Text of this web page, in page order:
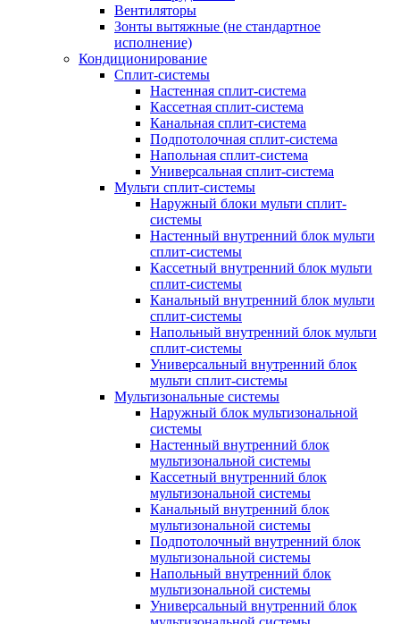
Вентиляторы
Зонты вытяжные (не стандартное
исполнение)
Кондиционирование
Сплит-системы
Настенная сплит-система
Кассетная сплит-система
Канальная сплит-система
Подпотолочная сплит-система
Напольная сплит-система
Универсальная сплит-система
Мульти сплит-системы
Наружный блоки мульти сплит-
системы
Настенный внутренний блок мульти
сплит-системы
Кассетный внутренний блок мульти
сплит-системы
Канальный внутренний блок мульти
сплит-системы
Напольный внутренний блок мульти
сплит-системы
Универсальный внутренний блок
мульти сплит-системы
Мультизональные системы
Наружный блок мультизональной
системы
Настенный внутренний блок
мультизональной системы
Кассетный внутренний блок
мультизональной системы
Канальный внутренний блок
мультизональной системы
Подпотолочный внутренний блок
мультизональной системы
Напольный внутренний блок
мультизональной системы
Универсальный внутренний блок